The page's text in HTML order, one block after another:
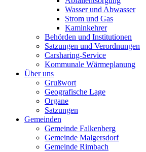
Wasser und Abwasser
Strom und Gas
Kaminkehrer
Behörden und Institutionen
Satzungen und Verordnungen
Carsharing-Service
Kommunale Wärmeplanung
Über uns
Grußwort
Geografische Lage
Organe
Satzungen
Gemeinden
Gemeinde Falkenberg
Gemeinde Malgersdorf
Gemeinde Rimbach